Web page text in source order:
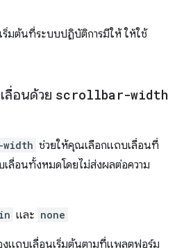
ริ่มต้นที่ระบบปฏิบัติการมีให้ ให้ใช้
ลื่อนด้วย scrollbar-width
ช่วยให้คุณเลือกแถบเลื่อนที่
ลื่อนทั้งหมดโดยไม่ส่งผลต่อความ
และ none
งแถบเลื่อนเริ่มต้นตามที่แพลตฟอร์ม